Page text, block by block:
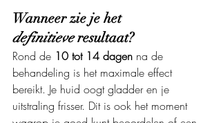
Wanneer zie je het
definitieve resultaat?
Rond de 10 tot 14 dagen na de
behandeling is het maximale effect
bereikt. Je huid oogt gladder en je
uitstraling frisser. Dit is ook het moment